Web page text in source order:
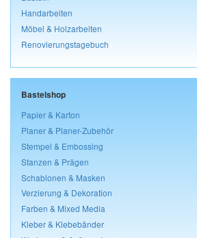
Handarbeiten
Möbel & Holzarbeiten
Renovierungstagebuch
Bastelshop
Papier & Karton
Planer & Planer-Zubehör
Stempel & Embossing
Stanzen & Prägen
Schablonen & Masken
Verzierung & Dekoration
Farben & Mixed Media
Kleber & Klebebänder